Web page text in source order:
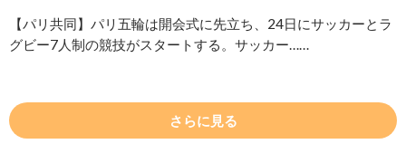
【パリ共同】パリ五輪は開会式に先立ち、24日にサッカーとラ
グビー7人制の競技がスタートする。サッカー……
さらに見る